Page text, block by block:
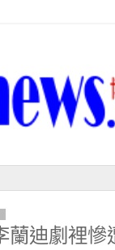
蘭迪劇裡